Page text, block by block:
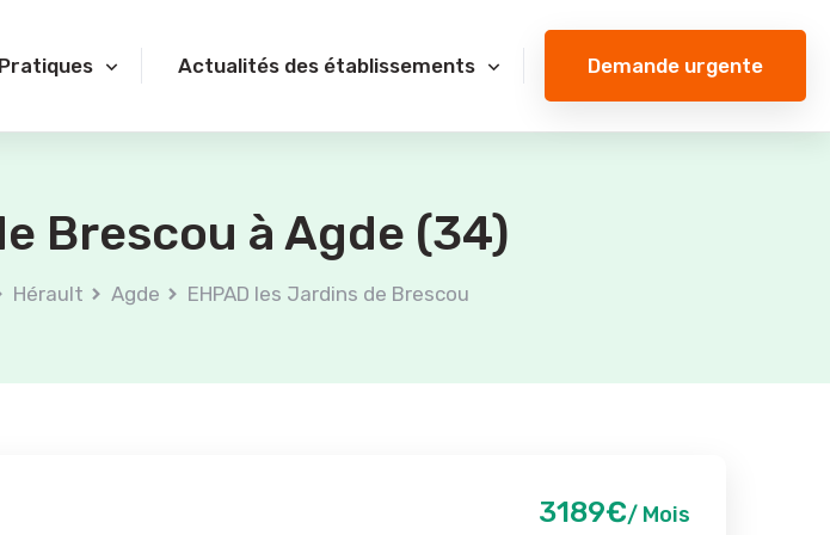
Actualités des établissements Demande urgente
Brescou à Agde (34)
Hérault Agde EHPAD les Jardins de Brescou
3189€/ Mois